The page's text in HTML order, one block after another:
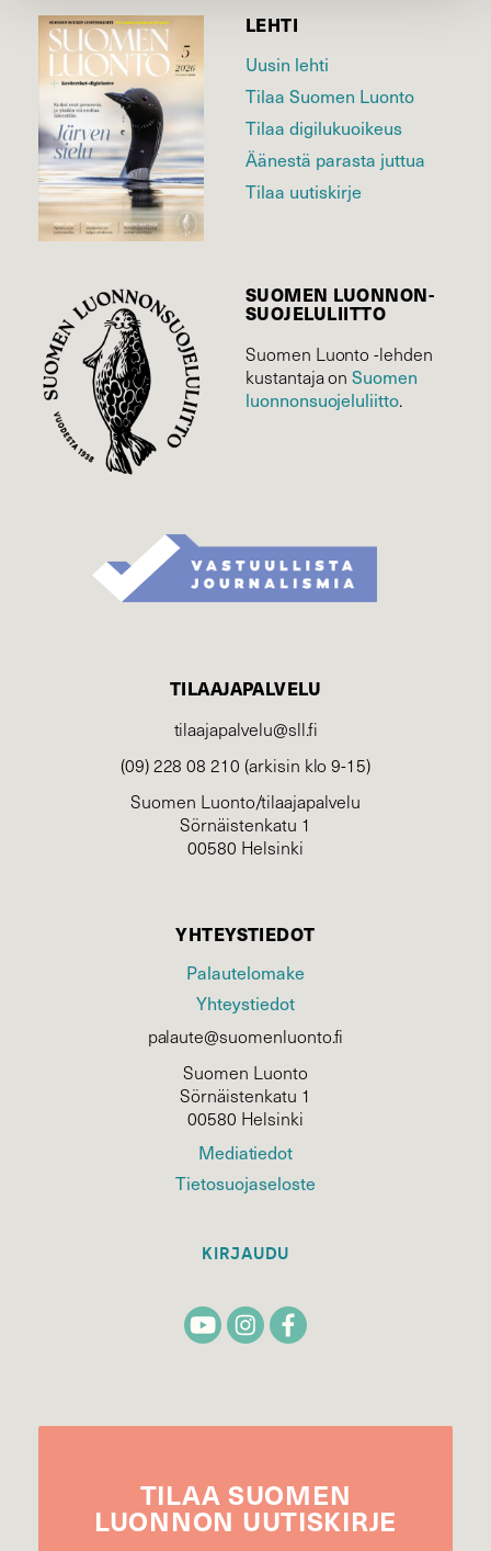
LEHTI
Uusin lehti
Tilaa Suomen Luonto
Tilaa digilukuoikeus
Äänestä parasta juttua
Tilaa uutiskirje
SUOMEN LUONNON­
SUOJELU­LIITTO
Suomen Luonto -lehden
kustantaja onSuomen
luonnonsuojelu­liitto.
TILAAJAPALVELU
tilaajapalvelu@sll.fi
(09) 228 08 210 (arkisin klo 9-15)
Suomen Luonto/tilaajapalvelu
Sörnäistenkatu 1
00580 Helsinki
YHTEYSTIEDOT
Palautelomake
Yhteystiedot
palaute@suomenluonto.fi
Suomen Luonto
Sörnäistenkatu 1
00580 Helsinki
Mediatiedot
Tietosuojaseloste
KIRJAUDU
TILAA SUOMEN
LUONNON UUTIS­KIRJE